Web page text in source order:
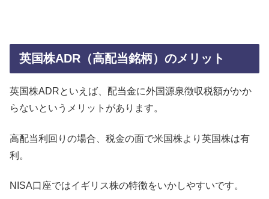
英国株ADR（高配当銘柄）のメリット
英国株ADRといえば、配当金に外国源泉徴収税額がかか
らないというメリットがあります。
高配当利回りの場合、税金の面で米国株より英国株は有
利。
NISA口座ではイギリス株の特徴をいかしやすいです。